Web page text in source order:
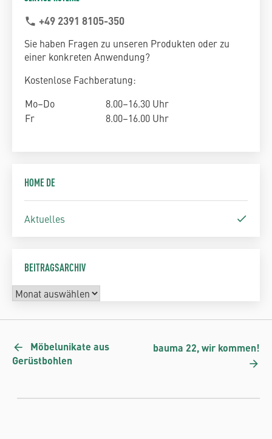
phone +49 2391 8105-350
Sie haben Fragen zu unseren Produkten oder zu
einer konkreten Anwendung?
Kostenlose Fachberatung:
Mo–Do
8.00–16.30 Uhr
Fr
8.00–16.00 Uhr
HOME DE
Aktuelles
BEITRAGSARCHIV
Möbelunikate aus
Gerüstbohlen
bauma 22, wir kommen!